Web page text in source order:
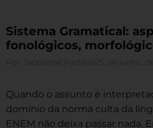
Sistema Gramatical:
fonológicos,
Quando o assunto é
domínio da norma culta da
ENEM não deixa passar nada.